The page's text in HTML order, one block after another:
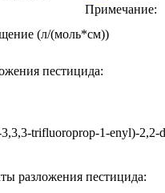
Примечание:
(л/(моль*см))
пестицида:
trifluoroprop-1-enyl)-2,2-
разложения пестицида: